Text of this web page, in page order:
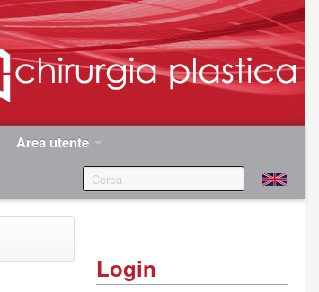
Area utente
Login